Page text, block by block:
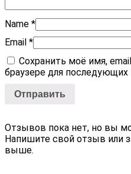
Name *
Email *
Сохранить моё имя,
браузере для
Отзывов пока нет, но вы
Напишите свой отзыв или
выше.